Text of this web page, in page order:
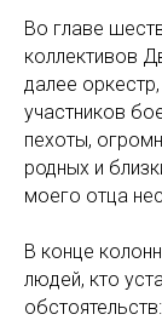
Во главе
коллективов
далее
участников
пехоты,
родных и
моего отца
В конце
людей, кто